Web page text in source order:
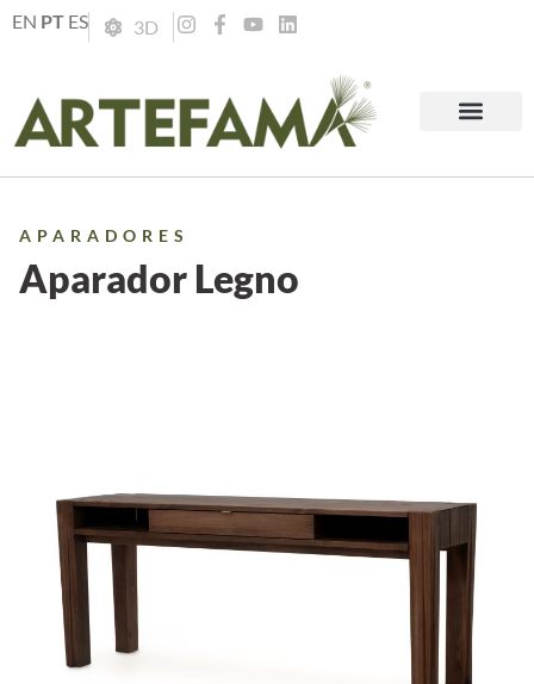
EN PT ES 3D
APARADORES
Aparador Legno